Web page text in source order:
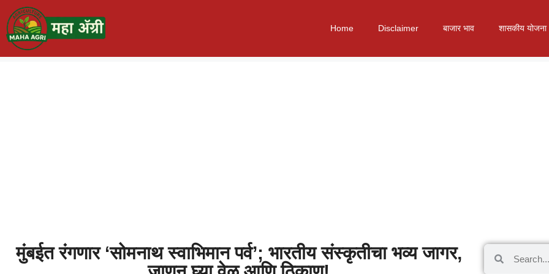
Home Disclaimer बाजार भाव शासकीय योजना
मुंबईत रंगणार ‘सोमनाथ स्वाभिमान पर्व’; भारतीय संस्कृतीचा भव्य जागर,